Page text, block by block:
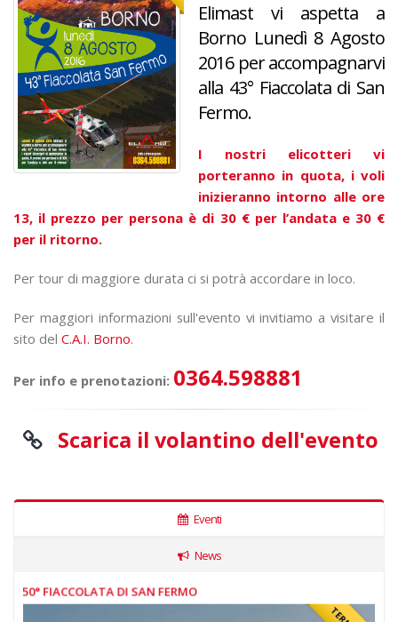
Elimast vi aspetta a
Borno Lunedì 8 Agosto
2016 per accompagnarvi
alla 43° Fiaccolata di San
Fermo.
I nostri elicotteri vi
porteranno in quota, i voli
inizieranno intorno alle ore
13, il prezzo per persona è di 30 € per l’andata e 30 €
per il ritorno.
Per tour di maggiore durata ci si potrà accordare in loco.
Per maggiori informazioni sull'evento vi invitiamo a visitare il
sito del C.A.I. Borno.
Per info e prenotazioni: 0364.598881
Scarica il volantino dell'evento
Eventi
News
50° FIACCOLATA DI SAN FERMO